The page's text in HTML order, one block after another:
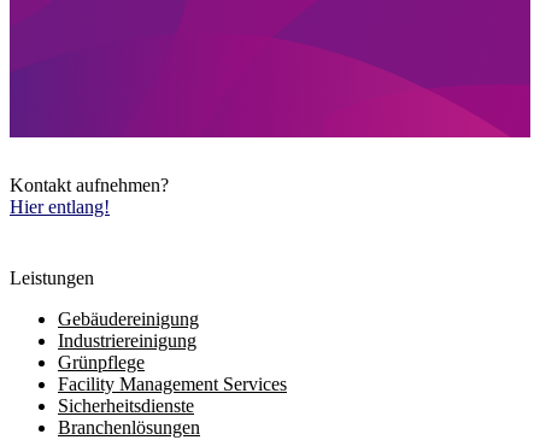
Kontakt aufnehmen?
Hier entlang!
Leistungen
Gebäudereinigung
Industriereinigung
Grünpflege
Facility Management Services
Sicherheitsdienste
Branchenlösungen